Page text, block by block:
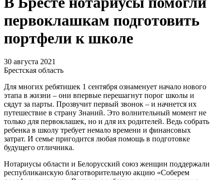
первоклашкам подготовить
портфели к школе
30 августа 2021
Брестская область
Для многих ребятишек 1 сентября ознаменует начало нового
этапа в жизни – они впервые перешагнут порог школы и
сядут за парты. Прозвучит первый звонок – и начнется их
путешествие в страну Знаний. Это волнительный момент не
только для первоклашек, но и для их родителей. Ведь собрать
ребенка в школу требует немало времени и финансовых
затрат. И семье пригодится любая помощь в подготовке
будущего отличника.
Нотариусы области и Белорусский союз женщин поддержали
республиканскую благотворительную акцию «Соберем